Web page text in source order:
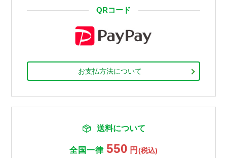
QRコード
お支払方法について
送料について
全国一律 550 円 (税込)